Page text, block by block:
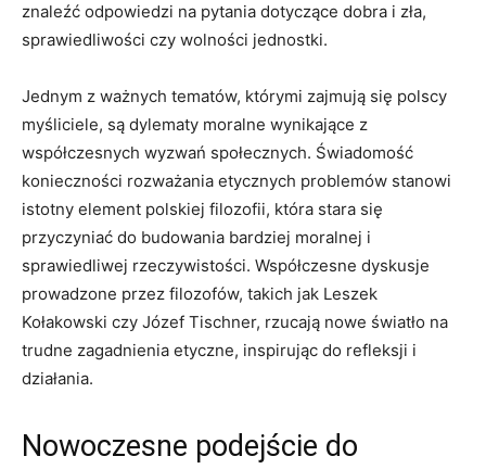
znaleźć ‍odpowiedzi na pytania dotyczące dobra i zła,
sprawiedliwości czy wolności jednostki.
Jednym z ważnych tematów, ​którymi zajmują się polscy
myśliciele, są dylematy moralne wynikające z‍
współczesnych wyzwań ‌społecznych. Świadomość
konieczności rozważania⁤ etycznych​ problemów stanowi
istotny ​element ‌polskiej filozofii, która stara ‌się
przyczyniać do budowania bardziej ⁢moralnej i
sprawiedliwej rzeczywistości. Współczesne dyskusje
prowadzone ⁢przez⁢ filozofów, ‍takich jak Leszek
⁣Kołakowski czy Józef Tischner, rzucają nowe światło na
trudne zagadnienia​ etyczne, inspirując do refleksji i
działania.
Nowoczesne podejście⁤ do